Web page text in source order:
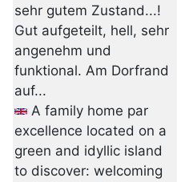
sehr gutem Zustand...!
Gut aufgeteilt, hell, sehr
angenehm und
funktional. Am Dorfrand
auf...
A family home par
excellence located on a
green and idyllic island
to discover: welcoming